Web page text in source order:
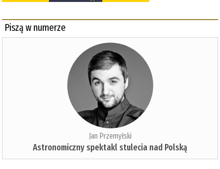
Piszą w numerze
Jan Przemyłski
Astronomiczny spektakl stulecia nad Polską